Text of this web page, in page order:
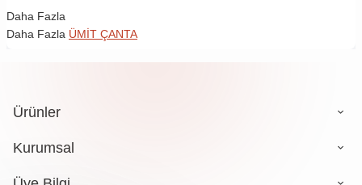
Daha Fazla
Daha Fazla ÜMİT ÇANTA
Ürünler
Kurumsal